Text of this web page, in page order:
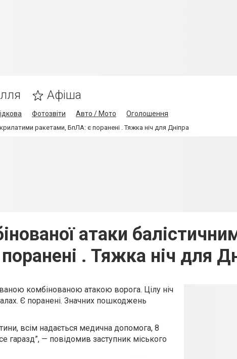
Афіша
Фотозвіти Авто / Мото Оголошення
ракетами, БпЛА: є поранені . Тяжка ніч для Дніпра
атаки
. Тяжка ніч для
комбінованою атакою ворога. Цілу ніч
Є поранені. Значних пошкоджень
всім надається медична допомога, 8
— повідомив заступник міського